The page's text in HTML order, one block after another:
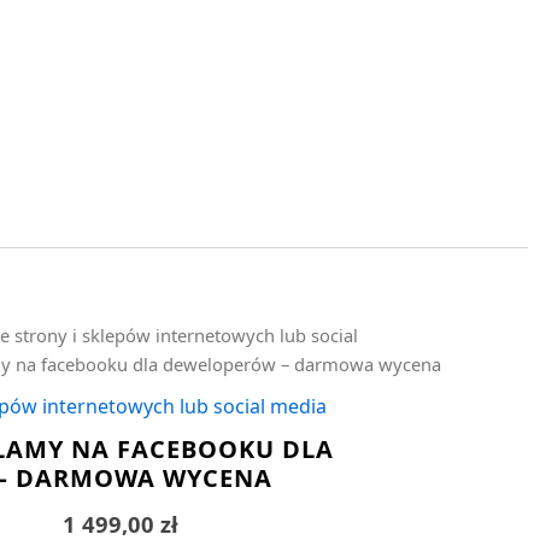
strony i sklepów internetowych lub social
na facebooku dla deweloperów – darmowa wycena
internetowych lub social media
NA FACEBOOKU DLA
DARMOWA WYCENA
1 499,00 zł